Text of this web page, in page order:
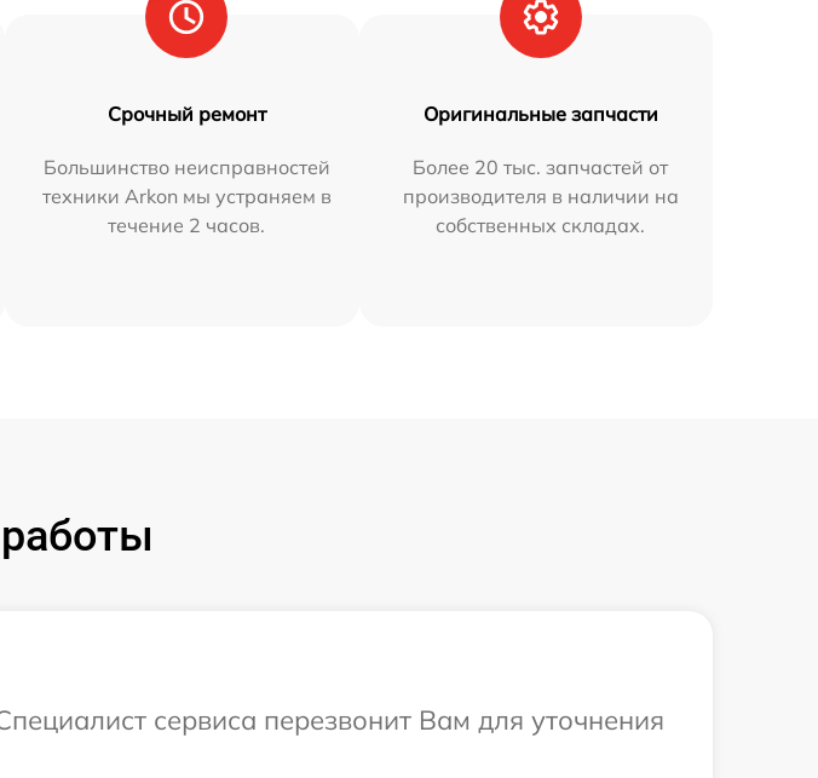
Срочный ремонт
Большинство неисправностей
техники Arkon мы устраняем в
течение 2 часов.
Оригинальные запчасти
Более 20 тыс. запчастей от
производителя в наличии на
собственных складах.
сервиса перезвонит Вам для уточнения